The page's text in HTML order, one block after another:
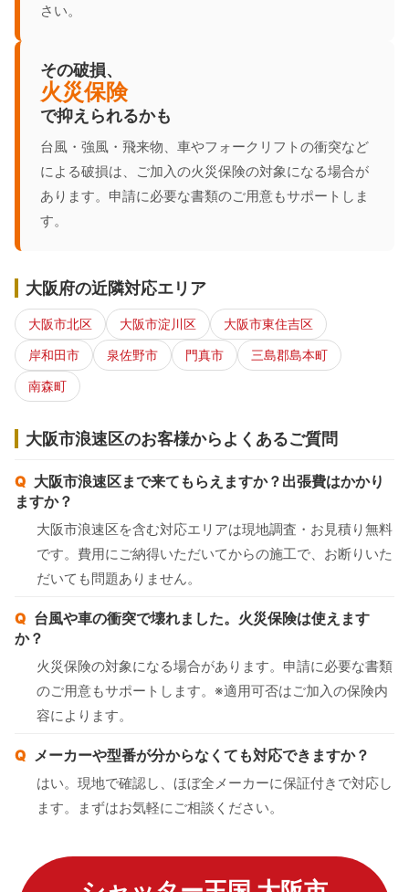
さい。
その破損、
火災保険
で抑えられるかも
台風・強風・飛来物、車やフォークリフトの衝突など
による破損は、ご加入の火災保険の対象になる場合が
あります。申請に必要な書類のご用意もサポートしま
す。
大阪府の近隣対応エリア
大阪市北区 大阪市淀川区
大阪市東住吉区
岸和田市
泉佐野市 門真市
三島郡島本町
南森町
大阪市浪速区のお客様からよくあるご質問
大阪市浪速区まで来てもらえますか？出張費はかかり
ますか？
大阪市浪速区を含む対応エリアは現地調査・お見積り無料
です。費用にご納得いただいてからの施工で、お断りいた
だいても問題ありません。
台風や車の衝突で壊れました。火災保険は使えます
か？
火災保険の対象になる場合があります。申請に必要な書類
のご用意もサポートします。※適用可否はご加入の保険内
容によります。
メーカーや型番が分からなくても対応できますか？
はい。現地で確認し、ほぼ全メーカーに保証付きで対応し
ます。まずはお気軽にご相談ください。